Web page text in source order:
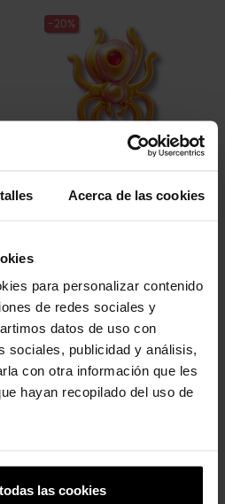
Acerca de las cookies
para personalizar contenido
de redes sociales y
datos de uso con
sociales, publicidad y análisis,
con otra información que les
hayan recopilado del uso de
las cookies
-20%
Aranha dimensional
4,99 € 3,99 €